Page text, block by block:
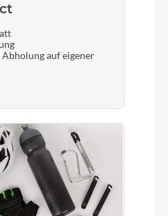
auf eigener